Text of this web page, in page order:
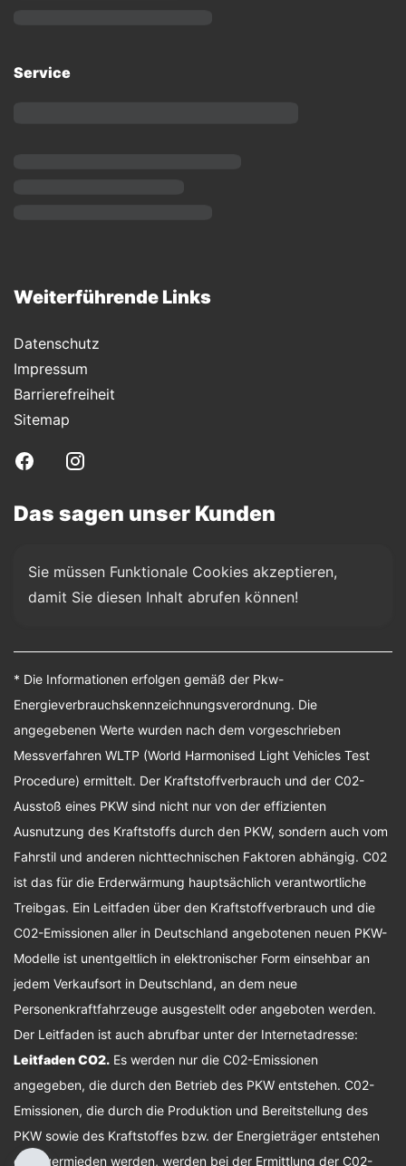
Service
Weiterführende Links
Datenschutz
Impressum
Barrierefreiheit
Sitemap
Das sagen unser Kunden
Sie müssen Funktionale Cookies akzeptieren,
damit Sie diesen Inhalt abrufen können!
* Die Informationen erfolgen gemäß der Pkw-
Energieverbrauchskennzeichnungsverordnung. Die
angegebenen Werte wurden nach dem vorgeschrieben
Messverfahren WLTP (World Harmonised Light Vehicles Test
Procedure) ermittelt. Der Kraftstoffverbrauch und der C02-
Ausstoß eines PKW sind nicht nur von der effizienten
Ausnutzung des Kraftstoffs durch den PKW, sondern auch vom
Fahrstil und anderen nichttechnischen Faktoren abhängig. C02
ist das für die Erderwärmung hauptsächlich verantwortliche
Treibgas. Ein Leitfaden über den Kraftstoffverbrauch und die
C02-Emissionen aller in Deutschland angebotenen neuen PKW-
Modelle ist unentgeltlich in elektronischer Form einsehbar an
jedem Verkaufsort in Deutschland, an dem neue
Personenkraftfahrzeuge ausgestellt oder angeboten werden.
Der Leitfaden ist auch abrufbar unter der Internetadresse:
Leitfaden CO2. Es werden nur die C02-Emissionen
angegeben, die durch den Betrieb des PKW entstehen. C02-
Emissionen, die durch die Produktion und Bereitstellung des
PKW sowie des Kraftstoffes bzw. der Energieträger entstehen
oder vermieden werden, werden bei der Ermittlung der C02-